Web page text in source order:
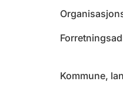
Kommune,